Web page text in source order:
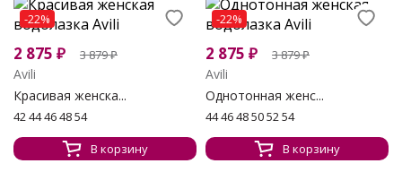
-22%
2 875 ₽ 3 879₽
Avili
Красивая женска...
42 44 46 48 54
В корзину
-22%
2 875 ₽ 3 879₽
Avili
Однотонная женс...
44 46 48 50 52 54
В корзину